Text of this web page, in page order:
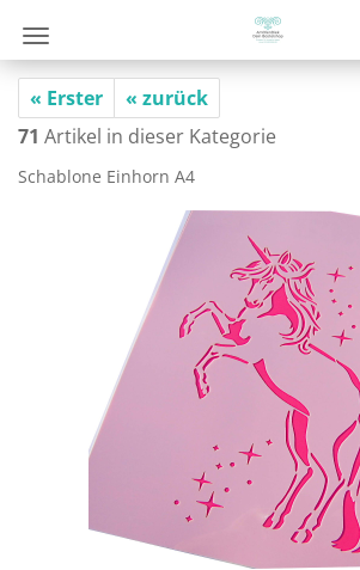
« Erster
« zurück
71 Artikel in dieser Kategorie
Scha­blo­ne Ein­horn A4